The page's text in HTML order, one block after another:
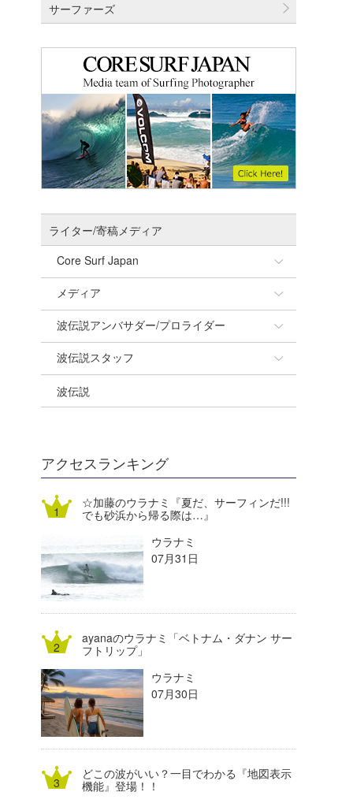
四国
沖縄
サーファーズ
ライター/寄稿メディア
Core Surf Japan
Naoya Kimoto
mitsuteru Kamio
Yasunari Inoue
Yoshiyuki Obata
DELTA FORCE SURF
熊谷素子
メディア
SURFMEDIA
Colors MAGAZINE
WAVAL
波伝説アンバサダー/プロライダー
福島寿実子
中浦“JET”章
進士剛光
植村未来
NOBUFUKU
大野”MAR”修聖
喜納海人
波伝説スタッフ
☆加藤
Aichan
ECE
G◎Da
H
KID
KOBU
KY
MIN
mitz
OYZ
波伝説
アクセスランキング
☆加藤のウラナミ『夏だ、サーフィンだ!!!
でも砂浜から帰る際は…』
ウラナミ
07月31日
ayanaのウラナミ「ベトナム・ダナン サー
フトリップ」
ウラナミ
07月30日
どこの波がいい？一目でわかる『地図表示
機能』登場！！